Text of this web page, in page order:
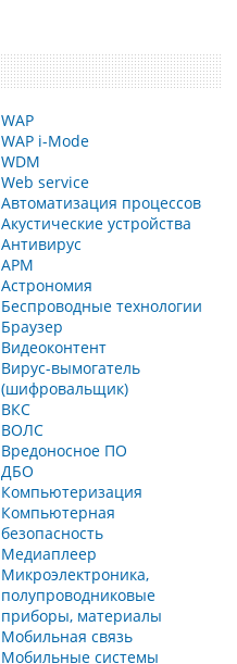
WAP
WAP i-Mode
WDM
Web service
Автоматизация процессов
Акустические устройства
Антивирус
АРМ
Астрономия
Беспроводные технологии
Браузер
Видеоконтент
Вирус-вымогатель
(шифровальщик)
ВКС
ВОЛС
Вредоносное ПО
ДБО
Компьютеризация
Компьютерная
безопасность
Медиаплеер
Микроэлектроника,
полупроводниковые
приборы, материалы
Мобильная связь
Мобильные системы